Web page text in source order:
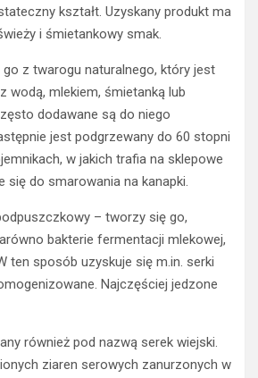
kształt. Uzyskany produkt ma
i śmietankowy smak.
z twarogu naturalnego, który jest
wodą, mlekiem, śmietanką lub
dodawane są do niego
jest podgrzewany do 60 stopni
w jakich trafia na sklepowe
się do smarowania na kanapki.
– tworzy się go,
bakterie fermentacji mlekowej,
ten sposób uzyskuje się m.in. serki
Najczęściej jedzone
również pod nazwą serek wiejski.
ziaren serowych zanurzonych w